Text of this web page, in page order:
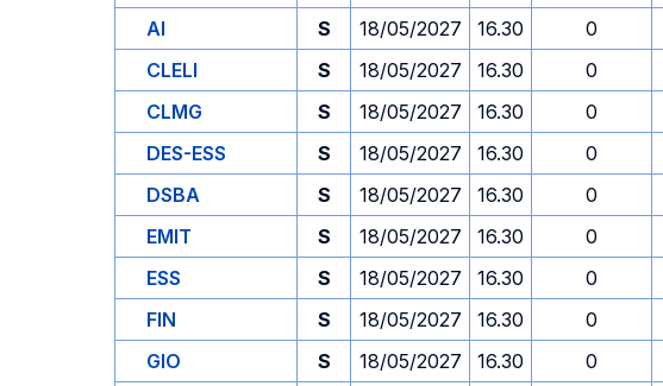
AI
S 18/05/2027 16.30 0
CLELI
S 18/05/2027 16.30 0
CLMG
S 18/05/2027 16.30 0
DES-ESS
S 18/05/2027 16.30 0
DSBA
S 18/05/2027 16.30 0
EMIT
S 18/05/2027 16.30 0
ESS
S 18/05/2027 16.30 0
FIN
S 18/05/2027 16.30 0
GIO
S 18/05/2027 16.30 0